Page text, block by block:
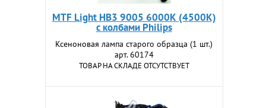
MTF Light HB3 9005 6000К (4500K)
с колбами Philips
Ксеноновая лампа старого образца (1 шт.)
арт. 60174
ТОВАР НА СКЛАДЕ ОТСУТСТВУЕТ